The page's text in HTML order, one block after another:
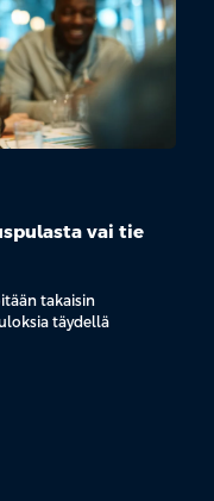
vai tie
takaisin
täydellä